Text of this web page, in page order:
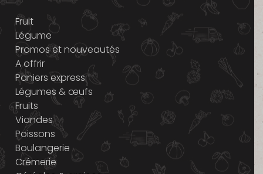
Fruit
Légume
Promos et nouveautés
A offrir
Paniers express
Légumes & œufs
Fruits
Viandes
Poissons
Boulangerie
Crémerie